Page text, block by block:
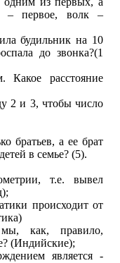
– первое, волк –
будильник на 10
до звонка?(1
Какое расстояние
2 и 3, чтобы число
братьев, а ее брат
в семье? (5).
т.е. вывел
происходит от
как, правило,
(Индийские);
является -